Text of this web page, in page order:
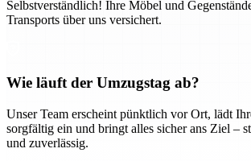
Selbstverständlich! Ihre Möbel und
Transports über uns versichert.
Wie läuft der Umzugstag ab?
Unser Team erscheint pünktlich vor Ort, lädt
sorgfältig ein und bringt alles sicher ans Ziel –
und zuverlässig.